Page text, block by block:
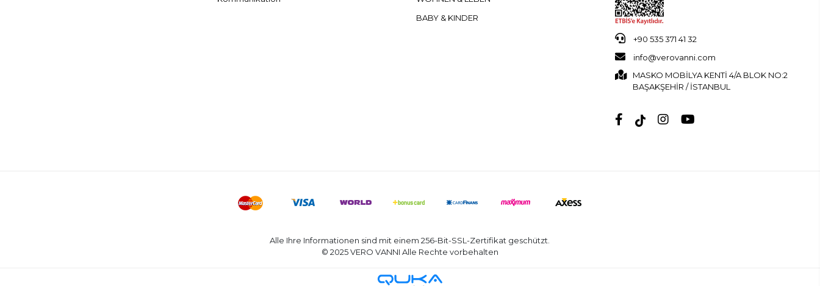
BABY & KINDER
+90 535 371 41 32
info@verovanni.com
MASKO MOBİLYA KENTİ 4/A BLOK NO:2
BAŞAKŞEHİR / İSTANBUL
Alle Ihre Informationen sind mit einem 256-Bit-SSL-Zertifikat geschützt.
© 2025 VERO VANNI Alle Rechte vorbehalten